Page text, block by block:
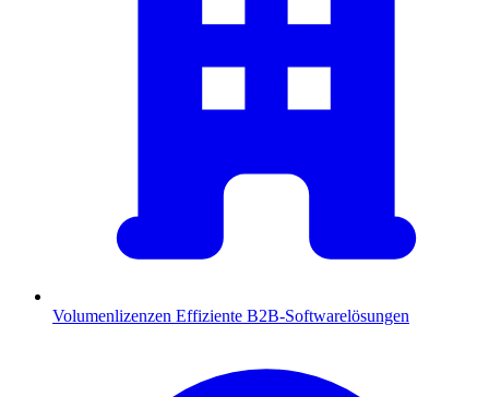
Volumenlizenzen Effiziente B2B-Softwarelösungen